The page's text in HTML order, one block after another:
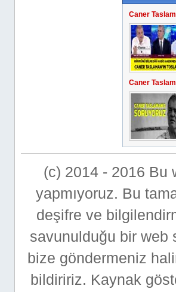
Caner
Caner
(c) 2014 - 2016 Bu
yapmıyoruz. Bu
deşifre ve
savunulduğu bir web
bize göndermeniz
bildiririz. Kaynak